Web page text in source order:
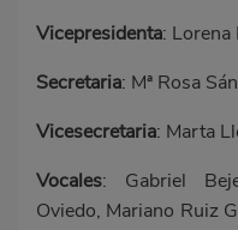
Vicepresidenta: Lorena
Secretaria: Mª Rosa
Vicesecretaria: Marta
Vocales: Gabriel
Oviedo, Mariano Ruiz